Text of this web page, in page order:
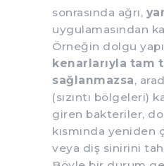
sonrasında ağrı,
uygulamasından
Örneğin dolgu
kenarlarıyla tam
sağlanmazsa,
(sızıntı bölgeleri)
giren bakteriler,
kısmında
veya diş sinirini